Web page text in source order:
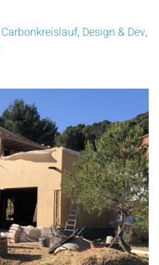
Carbonkreislauf, Design & Dev,